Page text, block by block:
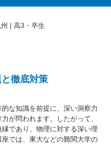
| 高3・卒生
徹底対策
な知識を前提に、深い洞察力
が問われます。したがって、
であり、物理に対する深い理
では、東大などの難関大学の